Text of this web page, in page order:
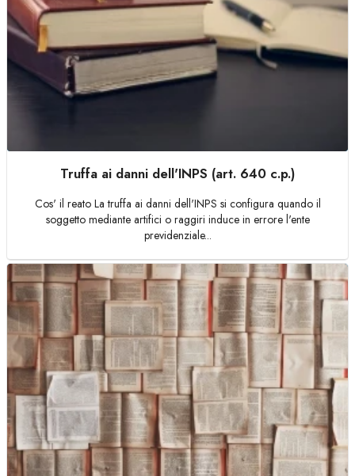
Truffa ai danni dell'INPS (art. 640 c.p.)
Cos' il reato La truffa ai danni dell'INPS si configura quando il
soggetto mediante artifici o raggiri induce in errore l'ente
previdenziale...